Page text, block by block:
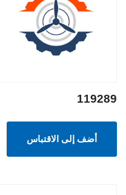
119289
أضف إلى الاقتباس